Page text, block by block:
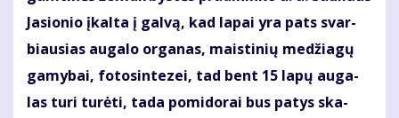
Ja­sio­nio įkal­ta į gal­vą, kad la­pai yra pats svar­
biau­sias au­ga­lo or­ga­nas, mais­ti­nių me­džia­gų
ga­my­bai, fo­to­sin­te­zei, tad bent 15 la­pų au­ga­
las tu­ri tu­rė­ti, ta­da po­mi­do­rai bus pa­tys ska­